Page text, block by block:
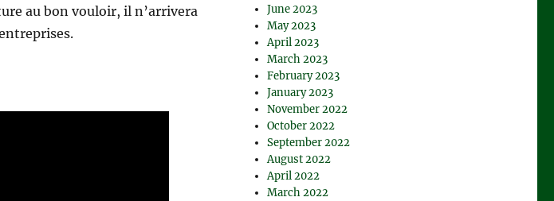
au bon vouloir, il n’arrivera
June 2023
May 2023
April 2023
March 2023
February 2023
January 2023
November 2022
October 2022
September 2022
August 2022
April 2022
March 2022